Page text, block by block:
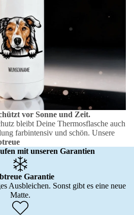
vor Sonne und Zeit.
bleibt Deine Thermosflasche auch
farbintensiv und schön. Unsere
mit unseren Garantien
Garantie
Ausbleichen. Sonst gibt es eine neue
Matte.